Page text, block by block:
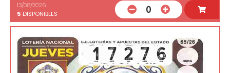
13/08/2026
5 DISPONIBLES 0